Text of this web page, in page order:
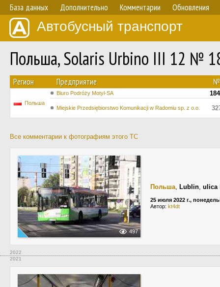
База данных Дополнительно Комментарии Обновления
Автобусный транспорт
Польша, Solaris Urbino III 12 №
Регион Предприятие №
Польша
Biuro Podróży Motyl-SA
Miejskie Przedsiębiorstwo Komunikacji w Radomiu sp. z o.o.
Все комментарии к фотографиям этого ТС
497
Польша, Lublin, ulica
25 июля 2022 г.,
Автор: kt4dt
2022
2021